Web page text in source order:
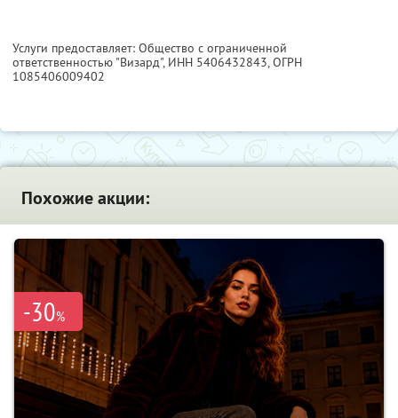
Услуги предоставляет: Общество с ограниченной
ответственностью "Визард", ИНН 5406432843, ОГРН
1085406009402
Похожие акции:
-30%